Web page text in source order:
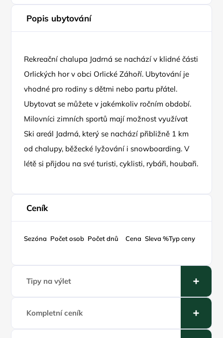
Popis ubytování
Rekreační chalupa Jadrná se nachází v klidné části
Orlických hor v obci Orlické Záhoří. Ubytování je
vhodné pro rodiny s dětmi nebo partu přátel.
Ubytovat se můžete v jakémkoliv ročním období.
Milovníci zimních sportů mají možnost využívat
Ski areál Jadrná, který se nachází přibližně 1 km
od chalupy, běžecké lyžování i snowboarding. V
létě si přijdou na své turisti, cyklisti, rybáři, houbaři.
Ceník
Sezóna Počet osob Počet dnů Cena Sleva %Typ ceny
Tipy na výlet
Kompletní ceník